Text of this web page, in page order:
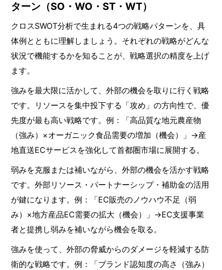
ターン（SO・WO・ST・WT）
クロスSWOT分析で生まれる4つの戦略パターンを、具
体例とともに理解しましょう。それぞれの戦略がどんな
状況で機能するかを知ることが、戦略選択の精度を上げ
ます。
強みを最大限に活かして、外部の機会を取りに行く戦略
です。リソースを集中投下する「攻め」の方向性で、優
先度が最も高い戦略です。例：「高品質な地元農産物
（強み）×オーガニック食品需要の増加（機会）」→産
地直送ECサービスを強化して首都圏市場に展開する。
弱みを克服または補いながら、外部の機会を活かす戦略
です。外部リソース・パートナーシップ・補助金の活用
が鍵になります。例：「EC販売のノウハウ不足（弱
み）×地方産品EC需要の拡大（機会）」→EC支援事業
者と提携し弱みを補いながら機会を取る。
強みを使って、外部の脅威からのダメージを軽減する防
衛的な戦略です。例：「ブランド認知度の高さ（強み）